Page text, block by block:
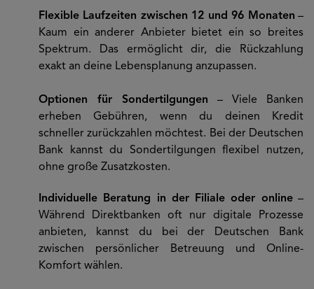
Flexible Laufzeiten zwischen 12 und 96 Monaten –
Kaum ein anderer Anbieter bietet ein so breites
Spektrum. Das ermöglicht dir, die Rückzahlung
exakt an deine Lebensplanung anzupassen.
Optionen für Sondertilgungen – Viele Banken
erheben Gebühren, wenn du deinen Kredit
schneller zurückzahlen möchtest. Bei der Deutschen
Bank kannst du Sondertilgungen flexibel nutzen,
ohne große Zusatzkosten.
Individuelle Beratung in der Filiale oder online–
Während Direktbanken oft nur digitale Prozesse
anbieten, kannst du bei der Deutschen Bank
zwischen persönlicher Betreuung und Online-
Komfort wählen.